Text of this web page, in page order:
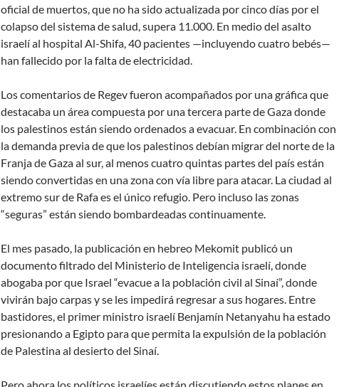
oficial de muertos, que no ha sido actualizada por cinco días por el
colapso del sistema de salud, supera 11.000. En medio del asalto
israelí al hospital Al-Shifa, 40 pacientes —incluyendo cuatro bebés—
han fallecido por la falta de electricidad.
Los comentarios de Regev fueron acompañados por una gráfica que
destacaba un área compuesta por una tercera parte de Gaza donde
los palestinos están siendo ordenados a evacuar. En combinación con
la demanda previa de que los palestinos debían migrar del norte de la
Franja de Gaza al sur, al menos cuatro quintas partes del país están
siendo convertidas en una zona con vía libre para atacar. La ciudad al
extremo sur de Rafa es el único refugio. Pero incluso las zonas
“seguras” están siendo bombardeadas continuamente.
El mes pasado, la publicación en hebreo Mekomit publicó un
documento filtrado del Ministerio de Inteligencia israelí, donde
abogaba por que Israel “evacue a la población civil al Sinaí”, donde
vivirán bajo carpas y se les impedirá regresar a sus hogares. Entre
bastidores, el primer ministro israelí Benjamín Netanyahu ha estado
presionando a Egipto para que permita la expulsión de la población
de Palestina al desierto del Sinaí.